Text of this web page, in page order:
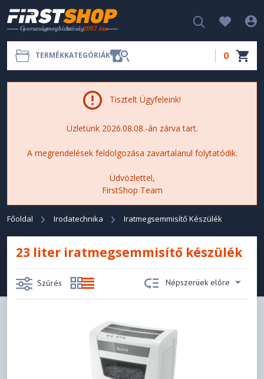
TERMÉKKATEGÓRIÁK 0
Tisztelt Ügyfeleink!
Üzletünk 2026.08.08.-án zárva tart.
A megrendelések feldolgozása zavartalanul folytatódik.
Üdvözlettel,
FirstShop Team
Főoldal Irodatechnika Iratmegsemmisítő Készülék
23 liter iratmegsemmisítő készülék
Szűrés Népszerüek előre